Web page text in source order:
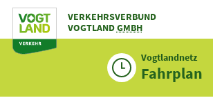
Zum
Inhalt
VERKEHRSVERBUND
VOGTLANDGMBH
Vogtlandnetz
Fahrplan